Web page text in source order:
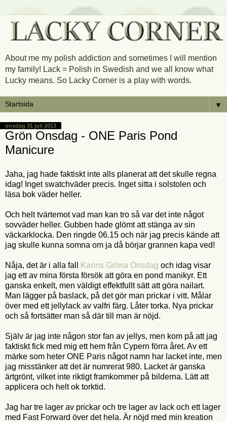
About me my polish addiction and sometimes I will mention
my family! Lack = Polish in Swedish and we all know what
Lucky means. So Lacky Corner is a play with words.
▼
onsdag 31 juli 2013
Grön Onsdag - ONE Paris Pond
Manicure
Jaha, jag hade faktiskt inte alls planerat att det skulle regna
idag! Inget swatchväder precis. Inget sitta i solstolen och
läsa bok väder heller.
Och helt tvärtemot vad man kan tro så var det inte något
sovväder heller. Gubben hade glömt att stänga av sin
väckarklocka. Den ringde 06.15 och när jag precis kände att
jag skulle kunna somna om ja då börjar grannen kapa ved!
Nåja, det är i alla fall Karins Gröna Onsdag och idag visar
jag ett av mina första försök att göra en pond manikyr. Ett
ganska enkelt, men väldigt effektfullt sätt att göra nailart.
Man lägger på baslack, på det gör man prickar i vitt. Målar
över med ett jellylack av valfri färg. Låter torka. Nya prickar
och så fortsätter man så där till man är nöjd.
Själv är jag inte någon stor fan av jellys, men kom på att jag
faktiskt fick med mig ett hem från Cypern förra året. Av ett
märke som heter ONE Paris något namn har lacket inte, men
jag misstänker att det är numrerat 980. Lacket är ganska
ärtgrönt, vilket inte riktigt framkommer på bilderna. Lätt att
applicera och helt ok torktid.
Jag har tre lager av prickar och tre lager av lack och ett lager
med Fast Forward över det hela. Är nöjd med min kreation